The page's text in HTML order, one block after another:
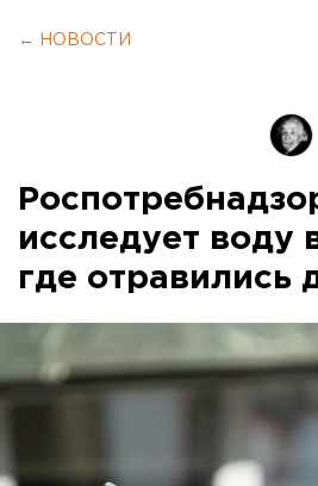
← НОВОСТИ
исследует воду
где отравились